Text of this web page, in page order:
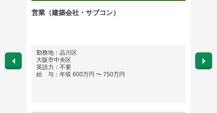
営業（建築会社・サブコン）
勤務地：品川区
大阪市中央区
英語力：不要
給 与：年収 600万円 〜 750万円
勤務
英語
給